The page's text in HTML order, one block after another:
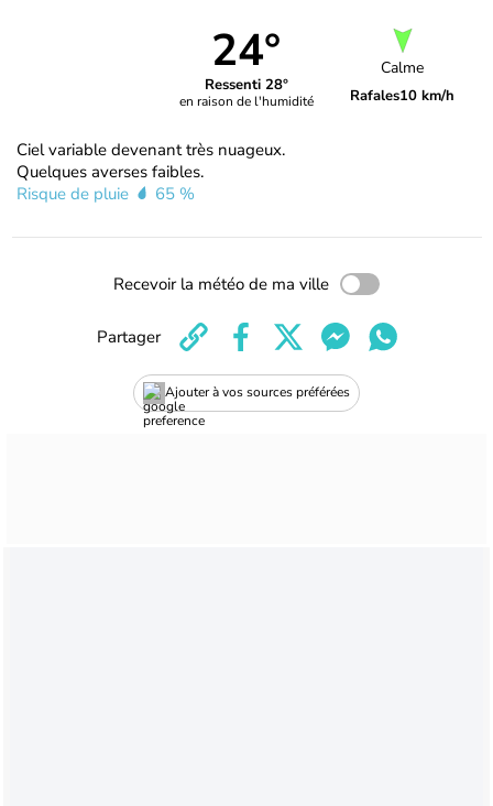
24°
Ressenti 28°
en raison de l'humidité
Calme
Rafales10 km/h
Ciel variable devenant très nuageux.
Quelques averses faibles.
Risque de pluie
65 %
Recevoir la météo de ma ville
Ajouter à vos sources préférées
Partager